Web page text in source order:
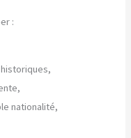
:
nationalité,